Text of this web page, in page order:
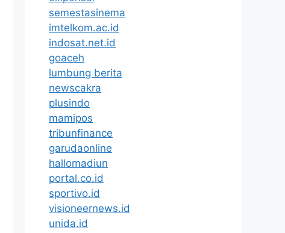
semestasinema
imtelkom.ac.id
indosat.net.id
goaceh
lumbung berita
newscakra
plusindo
mamipos
tribunfinance
garudaonline
hallomadiun
portal.co.id
sportivo.id
visioneernews.id
unida.id